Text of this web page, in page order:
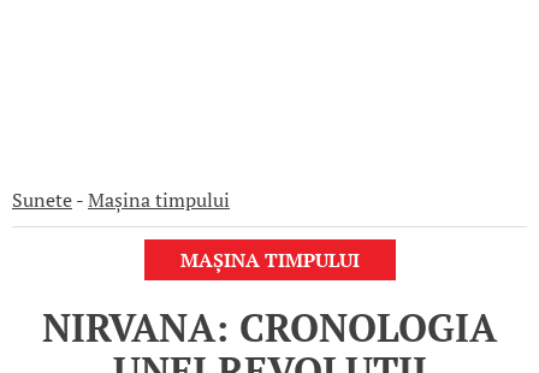
Sunete-Mașina timpului
MAȘINA TIMPULUI
NIRVANA: CRONOLOGIA